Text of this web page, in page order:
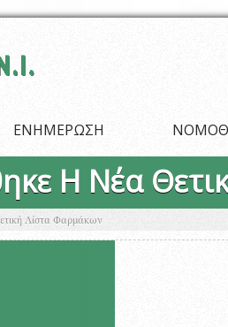
ΕΝΗΜΕΡΩΣΗ
Η Νέα
Λίστα Φαρμάκων